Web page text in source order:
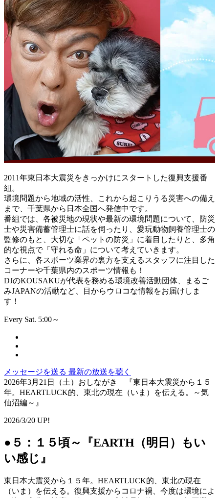
2011年東日本大震災をきっかけにスタートした復興支援番
組。
環境問題から地域の活性、これから起こりうる災害への備え
まで、千葉県から日本全国へ発信中です。
番組では、各被災地の現状や最新の環境問題について、防災
士や災害備蓄管理士に話を伺ったり、愛玩動物飼養管理士の
監修のもと、大切な「ペットの防災」に着目したりと、多角
的な視点で「守れる命」について考えていきます。
さらに、各スポーツ業界の裏方を支えるスタッフに注目した
コーナーや千葉県内のスポーツ情報も！
DJのKOUSAKUが代表を務める環境改善活動団体、まるご
みJAPANの活動など、目からウロコな情報をお届けしま
す！
Every Sat. 5:00～
メッセージを送る 最新の放送を聴く
2026年3月21日（土）おしながき 『東日本大震災から１５
年。HEARTLUCK的、東北の現在（いま）を伝える。～気
仙沼編～』
2026/3/20 UP!
●５：１５頃～『EARTH（明日）もい
い感じ』
東日本大震災から１５年。HEARTLUCK的、東北の現在
（いま）を伝える。復興支援からコロナ禍、今度は環境によ